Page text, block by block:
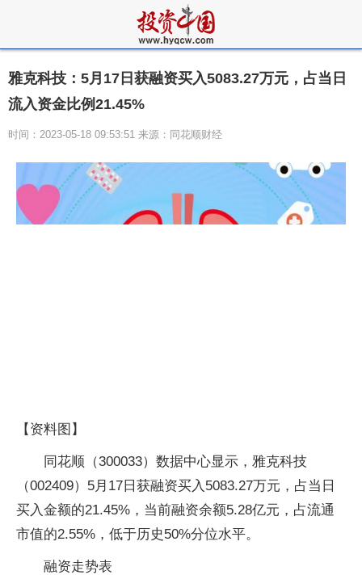
雅克科技：5月17日获融资买入5083.27万元，占当日
流入资金比例21.45%
时间：2023-05-18 09:53:51 来源：同花顺财经
【资料图】
同花顺（300033）数据中心显示，雅克科技
（002409）5月17日获融资买入5083.27万元，占当日
买入金额的21.45%，当前融资余额5.28亿元，占流通
市值的2.55%，低于历史50%分位水平。
融资走势表